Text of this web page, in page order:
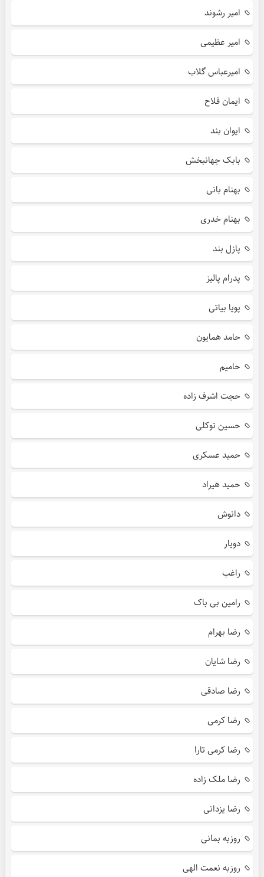
امیر رشوند
امیر عظیمی
امیرعباس گلاب
ایمان فلاح
ایوان بند
بابک جهانبخش
بهنام بانی
بهنام خدری
پازل بند
پدرام پالیز
پویا بیاتی
حامد همایون
حامیم
حجت اشرف زاده
حسین توکلی
حمید عسکری
حمید هیراد
دانوش
دویار
راغب
رامین بی باک
رضا بهرام
رضا شایان
رضا صادقی
رضا کرمی
رضا کرمی تارا
رضا ملک زاده
رضا یزدانی
روزبه بمانی
روزبه نعمت الهی